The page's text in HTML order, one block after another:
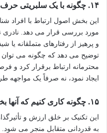
۱۴. چگونه با یک سلبریتی حرف بزنید؟
این بخش اصول ارتباط با افراد
مورد بررسی قرار می دهد. نادری
و پرهیز از رفتارهای متملقانه یا
توضیح می دهد که چگونه می توان
محترمانه ارتباط برقرار کرد و
ایجاد نمود، نه صرفاً یک مواجهه
۱۵. چگونه کاری کنیم که آنها بخواهند از ما تشکر کنند؟
این تکنیک بر خلق ارزش و
به قدردانی متقابل منجر می